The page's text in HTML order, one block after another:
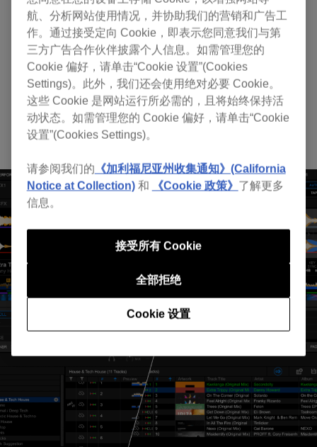
Mix和Effect都可自动化
自动化
也可自动进行Mix或自动加载Effect处理。
航、分析网站使用情况，并协助我们的营销和广告工
作。通过接受定向 Cookie，即表示您同意我们与第
三方广告合作伙伴披露个人信息。如需管理您的
Cookie 偏好，请单击“Cookie 设置”(Cookies
Settings)。此外，我们还会使用绝对必要 Cookie。
这些 Cookie 是网站运行所必需的，且将始终保持活
动状态。如需管理您的 Cookie 偏好，请单击“Cookie
设置”(Cookies Settings)。
请参阅我们的 《加利福尼亚州收集通知》(California
Notice at Collection)和 《Cookie 政策》 了解更多
信息。
Cookie 设置
全部拒绝
接受所有 Cookie